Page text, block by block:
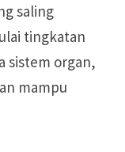
saling
tingkatan
sistem organ,
mampu